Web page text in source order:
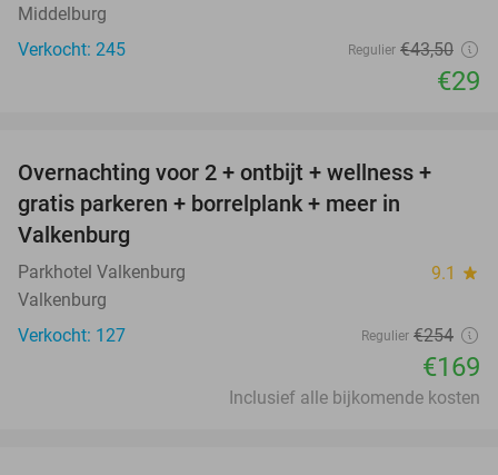
Middelburg
Verkocht: 245
Regulier €43,50
€29
33%
Overnachting voor 2 + ontbijt + wellness +
gratis parkeren + borrelplank + meer in
Valkenburg
Parkhotel Valkenburg 9.1 star
Valkenburg
Verkocht: 127
Regulier €254
€169
Inclusief alle bijkomende kosten